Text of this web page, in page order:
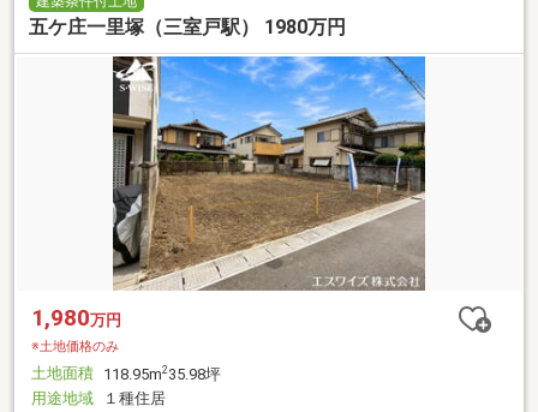
五ケ庄一里塚（三室戸駅） 1980万円
1,980万円
※土地価格のみ
土地面積 118.95m235.98坪
用途地域
１種住居